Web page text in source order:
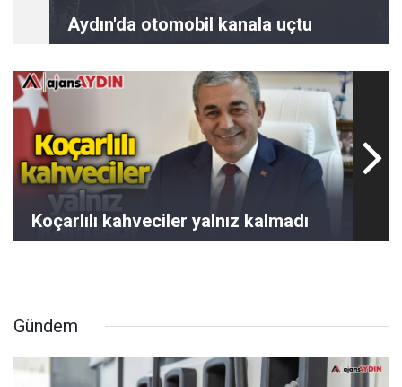
Aydın'da otomobil kanala uçtu
Koçarlılı kahveciler yalnız kalmadı
Gündem